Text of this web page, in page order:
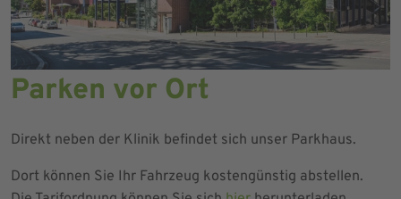
Parken vor Ort
Direkt neben der Klinik befindet sich unser Parkhaus.
Dort können Sie Ihr Fahrzeug kostengünstig abstellen.